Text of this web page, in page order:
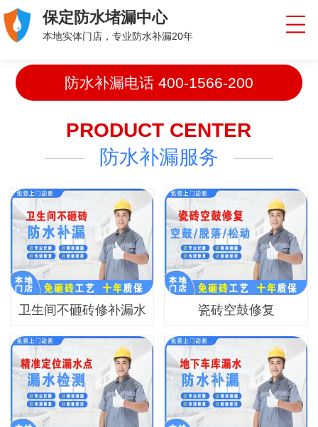
保定防水堵漏中心
本地实体门店，专业防水补漏20年
防水补漏电话 400-1566-200
PRODUCT CENTER
防水补漏服务
卫生间不砸砖修补漏水 瓷砖空鼓修复